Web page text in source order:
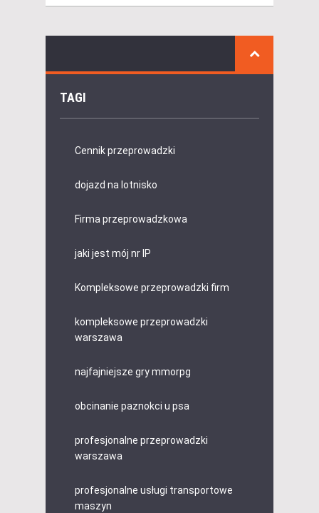
TAGI
Cennik przeprowadzki
dojazd na lotnisko
Firma przeprowadzkowa
jaki jest mój nr IP
Kompleksowe przeprowadzki firm
kompleksowe przeprowadzki
warszawa
najfajniejsze gry mmorpg
obcinanie paznokci u psa
profesjonalne przeprowadzki
warszawa
profesjonalne usługi transportowe
maszyn